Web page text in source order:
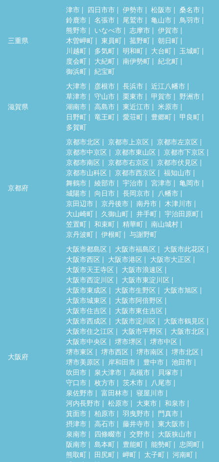
三重県
津市 四日市市 伊勢市 松阪市
桑名市
鈴鹿市
名張市 尾鷲市 亀山市
鳥羽市
熊野市
いなべ市 志摩市
伊賀市
木曽岬町
東員町 菰野町
朝日町
川越町
多気町 明和町 大台町
玉城町
度会町
大紀町 南伊勢町
紀北町
御浜町
紀宝町
滋賀県
大津市 彦根市 長浜市
近江八幡市
草津市
守山市 栗東市 甲賀市
野洲市
湖南市
高島市 東近江市
米原市
日野町
竜王町 愛荘町 豊郷町
甲良町
多賀町
京都府
京都市北区 京都市上京区
京都市左京区
京都市中京区
京都市東山区
京都市下京区
京都市南区
京都市右京区
京都市伏見区
京都市山科区
京都市西京区
福知山市
舞鶴市
綾部市 宇治市 宮津市
亀岡市
城陽市
向日市 長岡京市
八幡市
京田辺市
京丹後市 南丹市
木津川市
大山崎町
久御山町 井手町
宇治田原町
笠置町
和束町 精華町
南山城村
京丹波町
伊根町 与謝野町
大阪府
大阪市都島区 大阪市福島区
大阪市此花区
大阪市西区
大阪市港区
大阪市大正区
大阪市天王寺区
大阪市浪速区
大阪市西淀川区
大阪市東淀川区
大阪市東成区
大阪市生野区
大阪市旭区
大阪市城東区
大阪市阿倍野区
大阪市住吉区
大阪市東住吉区
大阪市西成区
大阪市淀川区
大阪市鶴見区
大阪市住之江区
大阪市平野区
大阪市北区
大阪市中央区
堺市堺区
堺市中区
堺市東区
堺市西区 堺市南区
堺市北区
堺市美原区
岸和田市 豊中市
池田市
吹田市
泉大津市 高槻市
貝塚市
守口市
枚方市 茨木市
八尾市
泉佐野市
富田林市
寝屋川市
河内長野市
松原市 大東市
和泉市
箕面市
柏原市 羽曳野市
門真市
摂津市
高石市 藤井寺市
東大阪市
泉南市
四條畷市 交野市
大阪狭山市
阪南市
島本町 豊能町 能勢町
忠岡町
熊取町
田尻町 岬町 太子町
河南町